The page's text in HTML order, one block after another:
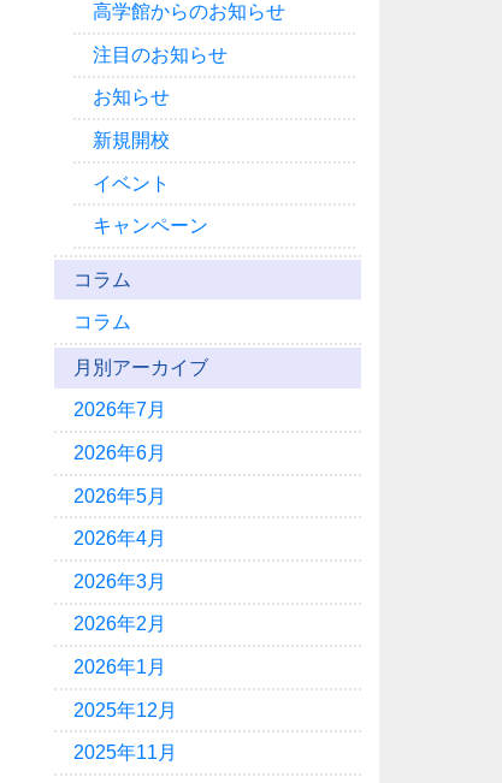
高学館からのお知らせ
注目のお知らせ
お知らせ
新規開校
イベント
キャンペーン
コラム
コラム
月別アーカイブ
2026年7月
2026年6月
2026年5月
2026年4月
2026年3月
2026年2月
2026年1月
2025年12月
2025年11月